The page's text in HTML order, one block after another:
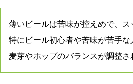
薄いビールは苦味が控えめで、
特にビール初心者や苦味が苦手
麦芽やホップのバランスが調整